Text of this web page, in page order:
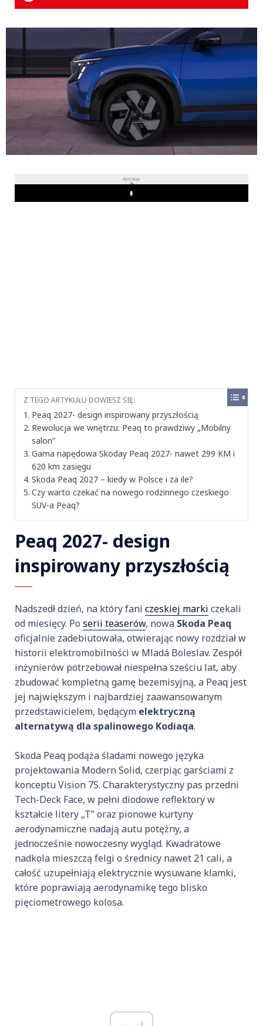
REKLAMA
Play
Z TEGO ARTYKUŁU DOWIESZ SIĘ:
Peaq 2027- design inspirowany przyszłością
Rewolucja we wnętrzu: Peaq to prawdziwy „Mobilny
salon”
Gama napędowa Skoday Peaq 2027- nawet 299 KM i
620 km zasięgu
Skoda Peaq 2027 – kiedy w Polsce i za ile?
Czy warto czekać na nowego rodzinnego czeskiego
SUV-a Peaq?
Peaq 2027- design
inspirowany przyszłością
Nadszedł dzień, na który fani czeskiej marki czekali
od miesięcy. Po serii teaserów, nowa Skoda Peaq
oficjalnie zadebiutowała, otwierając nowy rozdział w
historii elektromobilności w Mladá Boleslav. Zespół
inżynierów potrzebował niespełna sześciu lat, aby
zbudować kompletną gamę bezemisyjną, a Peaq jest
jej największym i najbardziej zaawansowanym
przedstawicielem, będącym elektryczną
alternatywą dla spalinowego Kodiaqa.
Skoda Peaq podąża śladami nowego języka
projektowania Modern Solid, czerpiąc garściami z
konceptu Vision 7S. Charakterystyczny pas przedni
Tech-Deck Face, w pełni diodowe reflektory w
kształcie litery „T” oraz pionowe kurtyny
aerodynamiczne nadają autu potężny, a
jednocześnie nowoczesny wygląd. Kwadratowe
nadkola mieszczą felgi o średnicy nawet 21 cali, a
całość uzupełniają elektrycznie wysuwane klamki,
które poprawiają aerodynamikę tego blisko
pięciometrowego kolosa.